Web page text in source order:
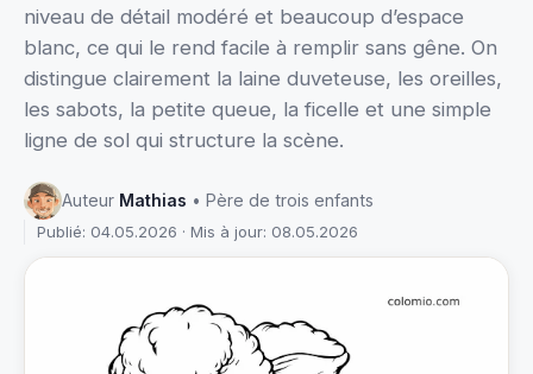
niveau de détail modéré et beaucoup d’espace
blanc, ce qui le rend facile à remplir sans gêne. On
distingue clairement la laine duveteuse, les oreilles,
les sabots, la petite queue, la ficelle et une simple
ligne de sol qui structure la scène.
Auteur Mathias • Père de trois enfants
Publié: 04.05.2026 · Mis à jour: 08.05.2026